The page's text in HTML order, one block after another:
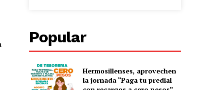
Popular
Hermosillenses, aprovechen
la jornada “Paga tu predial